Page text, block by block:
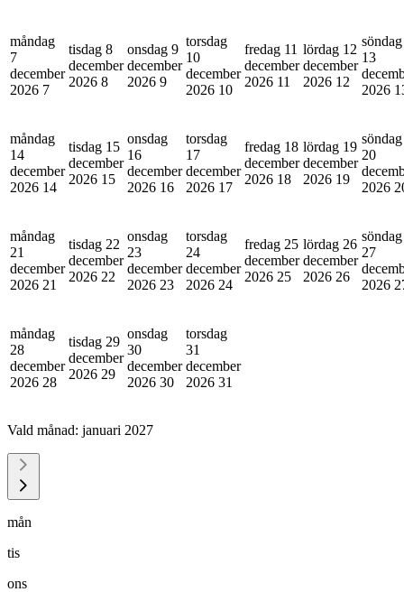
måndag
7
december
2026 7
tisdag 8
december
2026 8
onsdag 9
december
2026 9
torsdag
10
december
2026 10
fredag 11
december
2026 11
lördag 12
december
2026 12
söndag
13
2026
måndag
14
december
2026 14
tisdag 15
december
2026 15
onsdag
16
december
2026 16
torsdag
17
december
2026 17
fredag 18
december
2026 18
lördag 19
december
2026 19
söndag
20
2026
måndag
21
december
2026 21
tisdag 22
december
2026 22
onsdag
23
december
2026 23
torsdag
24
december
2026 24
fredag 25
december
2026 25
lördag 26
december
2026 26
söndag
27
2026
måndag
28
december
2026 28
tisdag 29
december
2026 29
onsdag
30
december
2026 30
torsdag
31
december
2026 31
Vald månad: januari 2027
mån
tis
ons